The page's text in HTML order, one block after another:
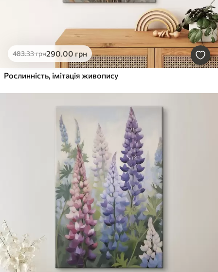
483.33грн290.00 грн
Рослинність, імітація живопису